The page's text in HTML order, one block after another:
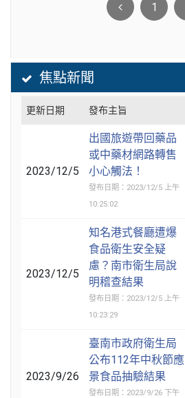
1
焦點新聞
更新日期 發布主旨
2023/12/5
出國旅遊帶回藥品
或中藥材網路轉售
小心觸法！
發布日期：2023/12/5 上午
10:25:02
2023/12/5
知名港式餐廳遭爆
食品衛生安全疑
慮？南市衛生局說
明稽查結果
發布日期：2023/12/5 上午
10:23:29
2023/9/26
臺南市政府衛生局
公布112年中秋節應
景食品抽驗結果
發布日期：2023/9/26 下午